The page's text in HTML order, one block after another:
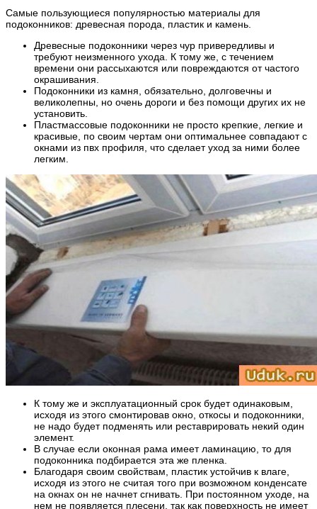
Самые пользующиеся популярностью материалы для
подоконников: древесная порода, пластик и камень.
Древесные подоконники через чур привередливы и
требуют неизменного ухода. К тому же, с течением
времени они рассыхаются или повреждаются от частого
окрашивания.
Подоконники из камня, обязательно, долговечны и
великолепны, но очень дороги и без помощи других их не
установить.
Пластмассовые подоконники не просто крепкие, легкие и
красивые, по своим чертам они оптимальнее совпадают с
окнами из пвх профиля, что сделает уход за ними более
легким.
К тому же и эксплуатационный срок будет одинаковым,
исходя из этого смонтировав окно, откосы и подоконники,
не надо будет подменять или реставрировать некий один
элемент.
В случае если оконная рама имеет ламинацию, то для
подоконника подбирается эта же пленка.
Благодаря своим свойствам, пластик устойчив к влаге,
исходя из этого не считая того при возможном конденсате
на окнах он не начнет сгнивать. При постоянном уходе, на
нем не появляется плесени, так как поверхность не имеет